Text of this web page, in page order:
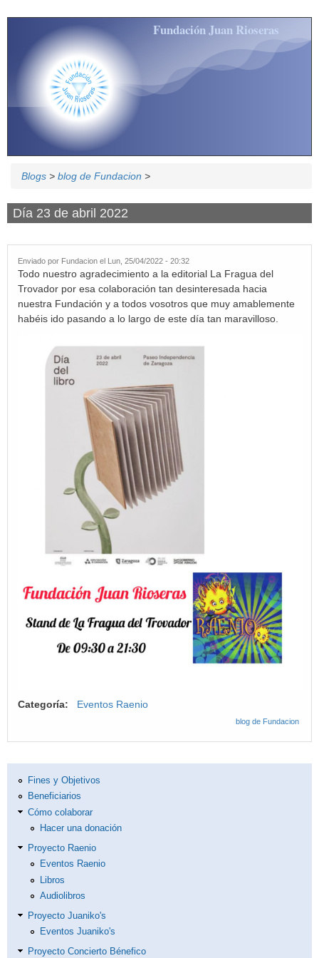
Pasar al contenido principal
Fundación Juan Rioseras
Blogs > blog de Fundacion >
Día 23 de abril 2022
Enviado por Fundacion el Lun, 25/04/2022 - 20:32
Todo nuestro agradecimiento a la editorial La Fragua del
Trovador por esa colaboración tan desinteresada hacia
nuestra Fundación y a todos vosotros que muy amablemente
habéis ido pasando a lo largo de este día tan maravilloso.
Categoría: Eventos Raenio
blog de Fundacion
Fines y Objetivos
Beneficiarios
Cómo colaborar
Hacer una donación
Proyecto Raenio
Eventos Raenio
Libros
Audiolibros
Proyecto Juaniko's
Eventos Juaniko's
Proyecto Concierto Bénefico